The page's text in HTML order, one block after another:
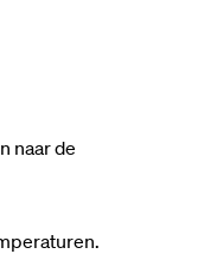
naar de